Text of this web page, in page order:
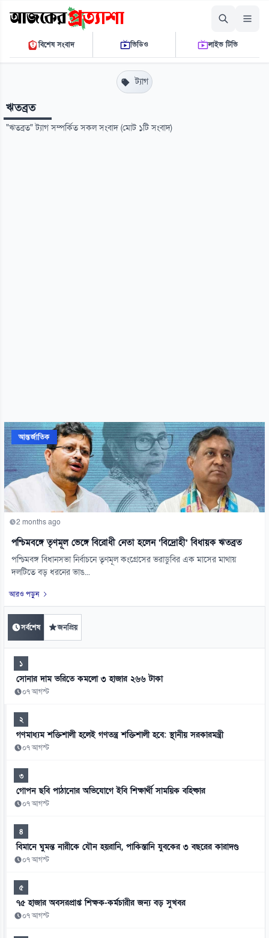
শুক্রবার, ০৭ আগস্ট ২০২৬
০১:২৯:০০ পি.এম.THE DAILY AJKER PROTTASHA
বিশেষ সংবাদ ভিডিও লাইভ টিভি
ট্যাগ
ঋতব্রত
"ঋতব্রত" ট্যাগ সম্পর্কিত সকল সংবাদ (মোট ১টি সংবাদ)
আন্তর্জাতিক
2 months ago
পশ্চিমবঙ্গে তৃণমূল ভেঙ্গে বিরোধী নেতা হলেন ‘বিদ্রোহী’ বিধায়ক ঋতব্রত
পশ্চিমবঙ্গ বিধানসভা নির্বাচনে তৃণমূল কংগ্রেসের ভরাডুবির এক মাসের মাথায়
দলটিতে বড় ধরনের ভাঙ...
আরও পড়ুন
সর্বশেষ জনপ্রিয়
১
সোনার দাম ভরিতে কমলো ৩ হাজার ২৬৬ টাকা
০৭ আগস্ট
২
গণমাধ্যম শক্তিশালী হলেই গণতন্ত্র শক্তিশালী হবে: স্থানীয় সরকারমন্ত্রী
০৭ আগস্ট
৩
গোপন ছবি পাঠানোর অভিযোগে ইবি শিক্ষার্থী সাময়িক বহিষ্কার
০৭ আগস্ট
৪
বিমানে ঘুমন্ত নারীকে যৌন হয়রানি, পাকিস্তানি যুবকের ৩ বছরের কারাদণ্ড
০৭ আগস্ট
৫
৭৫ হাজার অবসরপ্রাপ্ত শিক্ষক-কর্মচারীর জন্য বড় সুখবর
০৭ আগস্ট